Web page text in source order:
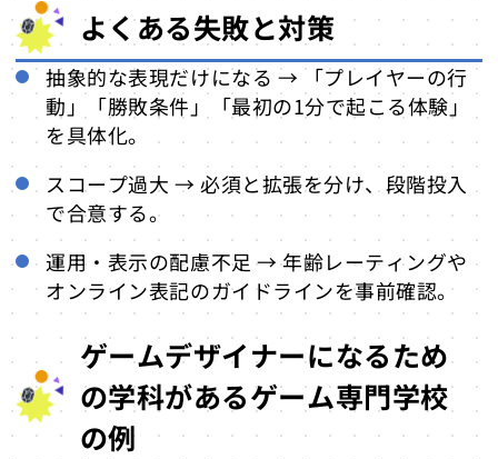
よくある失敗と対策
抽象的な表現だけになる → 「プレイヤーの行
動」「勝敗条件」「最初の1分で起こる体験」
を具体化。
スコープ過大 → 必須と拡張を分け、段階投入
で合意する。
運用・表示の配慮不足 → 年齢レーティングや
オンライン表記のガイドラインを事前確認。
ゲームデザイナーになるため
の学科があるゲーム専門学校
の例